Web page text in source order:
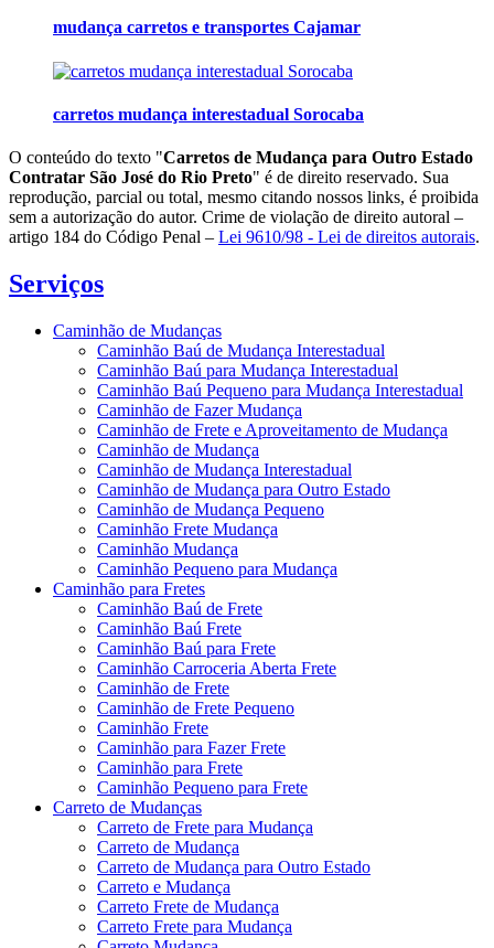
mudança carretos e transportes Cajamar
carretos mudança interestadual Sorocaba
O conteúdo do texto "Carretos de Mudança para Outro Estado
Contratar São José do Rio Preto" é de direito reservado. Sua
reprodução, parcial ou total, mesmo citando nossos links, é proibida
sem a autorização do autor. Crime de violação de direito autoral –
artigo 184 do Código Penal – Lei 9610/98 - Lei de direitos autorais.
Serviços
Caminhão de Mudanças
Caminhão Baú de Mudança Interestadual
Caminhão Baú para Mudança Interestadual
Caminhão Baú Pequeno para Mudança Interestadual
Caminhão de Fazer Mudança
Caminhão de Frete e Aproveitamento de Mudança
Caminhão de Mudança
Caminhão de Mudança Interestadual
Caminhão de Mudança para Outro Estado
Caminhão de Mudança Pequeno
Caminhão Frete Mudança
Caminhão Mudança
Caminhão Pequeno para Mudança
Caminhão para Fretes
Caminhão Baú de Frete
Caminhão Baú Frete
Caminhão Baú para Frete
Caminhão Carroceria Aberta Frete
Caminhão de Frete
Caminhão de Frete Pequeno
Caminhão Frete
Caminhão para Fazer Frete
Caminhão para Frete
Caminhão Pequeno para Frete
Carreto de Mudanças
Carreto de Frete para Mudança
Carreto de Mudança
Carreto de Mudança para Outro Estado
Carreto e Mudança
Carreto Frete de Mudança
Carreto Frete para Mudança